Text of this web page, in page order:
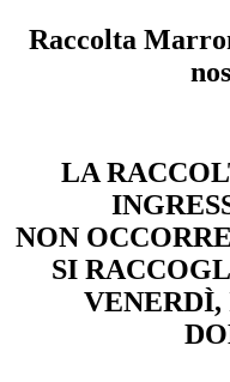
Raccolta
LA
NON
SI